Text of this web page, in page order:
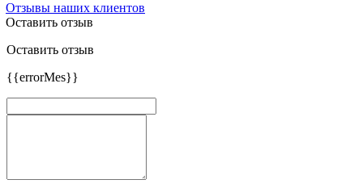
Отзывы наших клиентов
Оставить отзыв
Оставить отзыв
{{errorMes}}